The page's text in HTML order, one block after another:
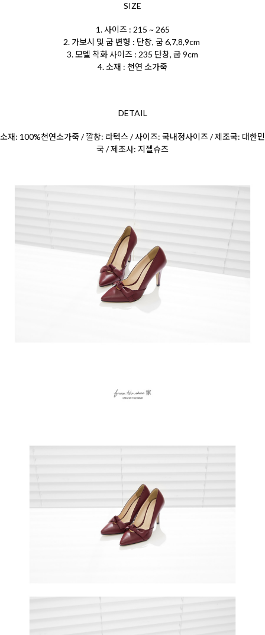
SIZE
1. 사이즈 : 215 ~ 265
2. 가보시 및 굽 변형 : 단창, 굽 6,7,8,9cm
3. 모델 착화 사이즈 : 235 단창, 굽 9cm
4. 소재 : 천연 소가죽
DETAIL
소재: 100%천연소가죽 / 깔창: 라텍스 / 사이즈: 국내정사이즈 / 제조국: 대한민
국 / 제조사: 지젤슈즈